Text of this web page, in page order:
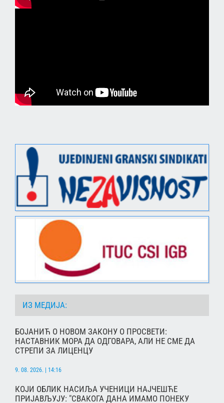
ИЗ МЕДИЈА:
БОЈАНИЋ О НОВОМ ЗАКОНУ О ПРОСВЕТИ:
НАСТАВНИК МОРА ДА ОДГОВАРА, АЛИ НЕ СМЕ ДА
СТРЕПИ ЗА ЛИЦЕНЦУ
9. 08. 2026. | 14:16
КОЈИ ОБЛИК НАСИЉА УЧЕНИЦИ НАЈЧЕШЋЕ
ПРИЈАВЉУЈУ: "СВАКОГА ДАНА ИМАМО ПОНЕКУ